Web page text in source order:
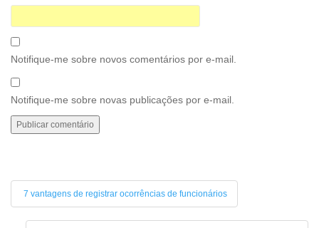
Notifique-me sobre novos comentários por e-mail.
Notifique-me sobre novas publicações por e-mail.
7 vantagens de registrar ocorrências de funcionários